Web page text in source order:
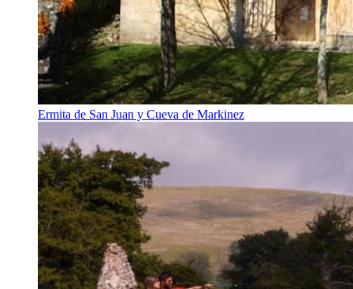
Ermita de San Juan y Cueva de Markinez